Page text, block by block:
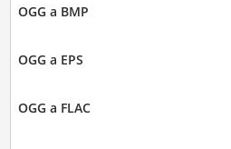
OGG a BMP
OGG a EPS
OGG a FLAC